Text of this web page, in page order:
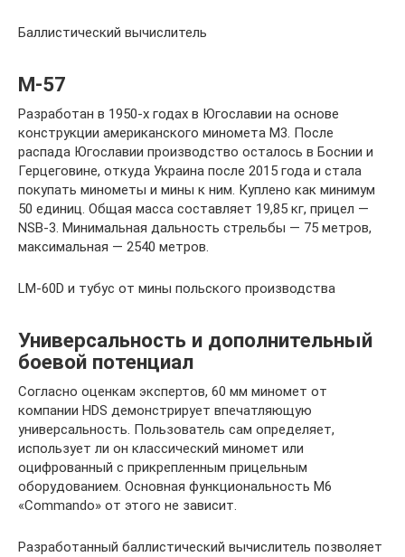
Баллистический вычислитель
М-57
Разработан в 1950-х годах в Югославии на основе
конструкции американского миномета М3. После
распада Югославии производство осталось в Боснии и
Герцеговине, откуда Украина после 2015 года и стала
покупать минометы и мины к ним. Куплено как минимум
50 единиц. Общая масса составляет 19,85 кг, прицел —
NSB-3. Минимальная дальность стрельбы — 75 метров,
максимальная — 2540 метров.
LM-60D и тубус от мины польского производства
Универсальность и дополнительный
боевой потенциал
Согласно оценкам экспертов, 60 мм миномет от
компании HDS демонстрирует впечатляющую
универсальность. Пользователь сам определяет,
использует ли он классический миномет или
оцифрованный с прикрепленным прицельным
оборудованием. Основная функциональность М6
«Commando» от этого не зависит.
Разработанный баллистический вычислитель позволяет